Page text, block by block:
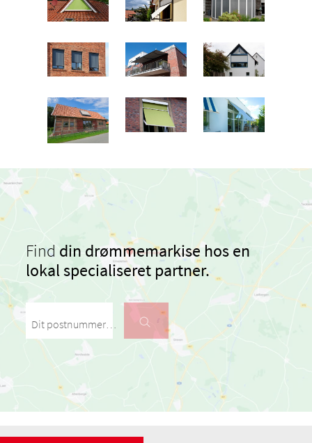
Find din drømmemarkise hos en
lokal specialiseret partner.
Dit postnummer / din by